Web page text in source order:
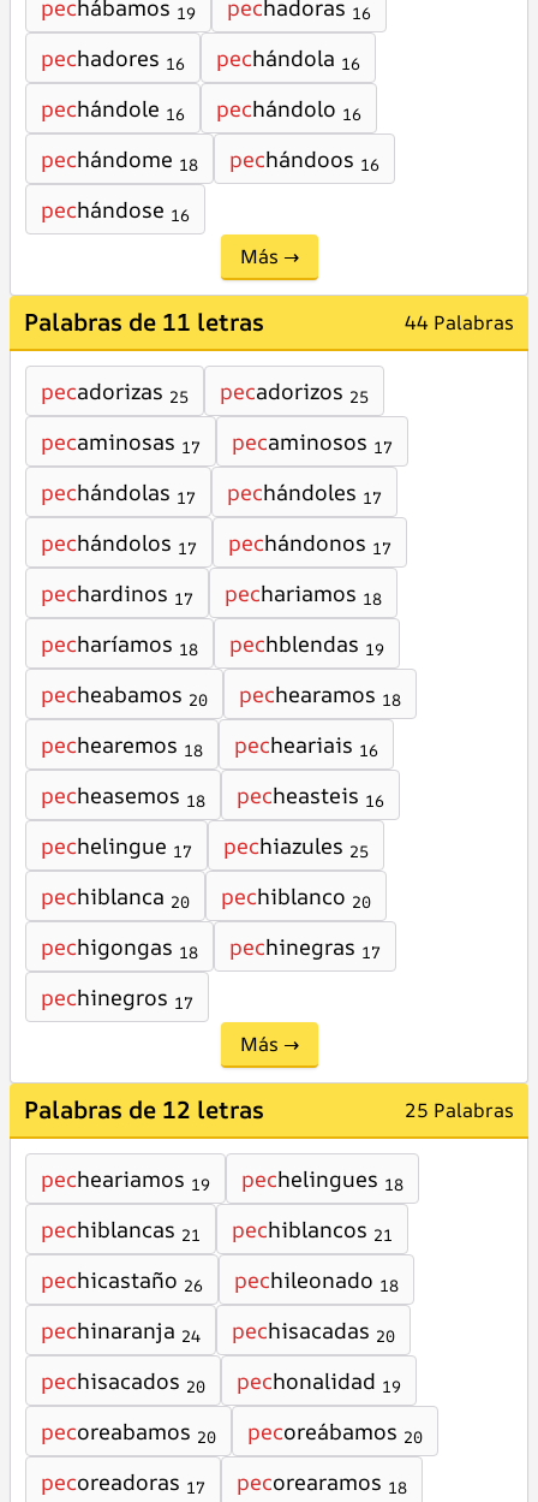
pechábamos 19 pechadoras 16
pechadores 16 pechándola 16
pechándole 16 pechándolo 16
pechándome 18 pechándoos 16
pechándose 16
Más →
Palabras de 11 letras 44 Palabras
pecadorizas 25 pecadorizos 25
pecaminosas 17 pecaminosos 17
pechándolas 17 pechándoles 17
pechándolos 17 pechándonos 17
pechardinos 17 pechariamos 18
pecharíamos 18 pechblendas 19
pecheabamos 20 pechearamos 18
pechearemos 18 pecheariais 16
pecheasemos 18 pecheasteis 16
pechelingue 17 pechiazules 25
pechiblanca 20 pechiblanco 20
pechigongas 18 pechinegras 17
pechinegros 17
Más →
Palabras de 12 letras 25 Palabras
pecheariamos 19 pechelingues 18
pechiblancas 21 pechiblancos 21
pechicastaño 26 pechileonado 18
pechinaranja 24 pechisacadas 20
pechisacados 20 pechonalidad 19
pecoreabamos 20 pecoreábamos 20
pecoreadoras 17 pecorearamos 18